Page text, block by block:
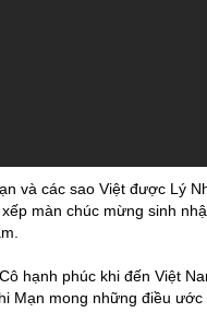
và các sao Việt được Lý
màn chúc mừng sinh
hạnh phúc khi đến Việt
Mạn mong những điều